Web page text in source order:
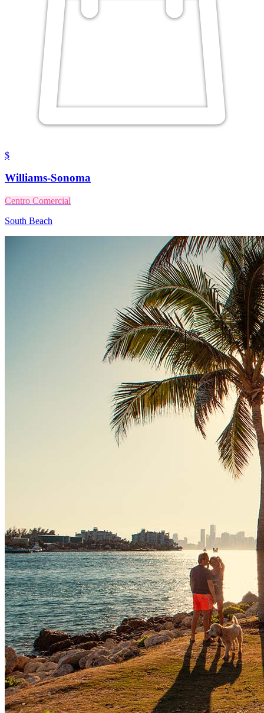
$
Williams-Sonoma
Centro Comercial
South Beach